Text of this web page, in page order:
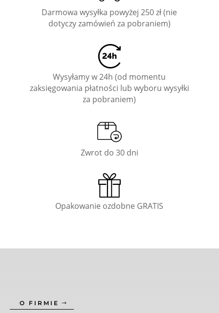
Darmowa wysyłka powyżej 250 zł (nie
dotyczy zamówień za pobraniem)
Wysyłamy w 24h (od momentu
zaksięgowania płatności lub wyboru wysyłki
za pobraniem)
Zwrot do 30 dni
Opakowanie ozdobne GRATIS
O FIRMIE